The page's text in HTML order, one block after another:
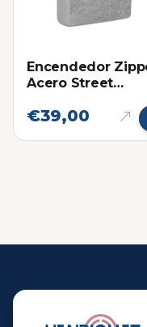
Encendedor
Acero Street
€39,00